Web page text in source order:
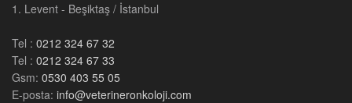
1. Levent - Beşiktaş / İstanbul
Tel : 0212 324 67 32
Tel : 0212 324 67 33
Gsm: 0530 403 55 05
E-posta: info@veterineronkoloji.com